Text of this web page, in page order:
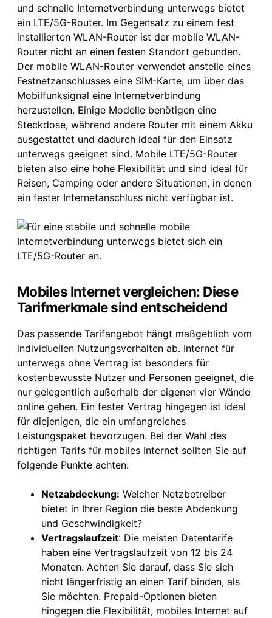
und schnelle Internetverbindung unterwegs bietet
ein LTE/5G-Router. Im Gegensatz zu einem fest
installierten WLAN-Router ist der mobile WLAN-
Router nicht an einen festen Standort gebunden.
Der mobile WLAN-Router verwendet anstelle eines
Festnetzanschlusses eine SIM-Karte, um über das
Mobilfunksignal eine Internetverbindung
herzustellen. Einige Modelle benötigen eine
Steckdose, während andere Router mit einem Akku
ausgestattet und dadurch ideal für den Einsatz
unterwegs geeignet sind. Mobile LTE/5G-Router
bieten also eine hohe Flexibilität und sind ideal für
Reisen, Camping oder andere Situationen, in denen
ein fester Internetanschluss nicht verfügbar ist.
Mobiles Internet vergleichen: Diese
Tarifmerkmale sind entscheidend
Das passende Tarifangebot hängt maßgeblich vom
individuellen Nutzungsverhalten ab. Internet für
unterwegs ohne Vertrag ist besonders für
kostenbewusste Nutzer und Personen geeignet, die
nur gelegentlich außerhalb der eigenen vier Wände
online gehen. Ein fester Vertrag hingegen ist ideal
für diejenigen, die ein umfangreiches
Leistungspaket bevorzugen. Bei der Wahl des
richtigen Tarifs für mobiles Internet sollten Sie auf
folgende Punkte achten:
Netzabdeckung: Welcher Netzbetreiber
bietet in Ihrer Region die beste Abdeckung
und Geschwindigkeit?
Vertragslaufzeit: Die meisten Datentarife
haben eine Vertragslaufzeit von 12 bis 24
Monaten. Achten Sie darauf, dass Sie sich
nicht längerfristig an einen Tarif binden, als
Sie möchten. Prepaid-Optionen bieten
hingegen die Flexibilität, mobiles Internet auf